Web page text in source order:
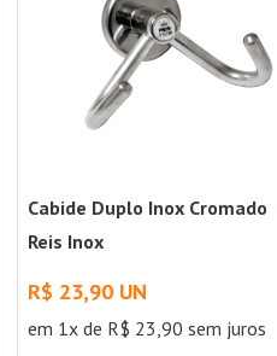
Cabide Duplo Inox Cromado
Reis Inox
R$ 23,90 UN
em 1x de R$ 23,90 sem juros